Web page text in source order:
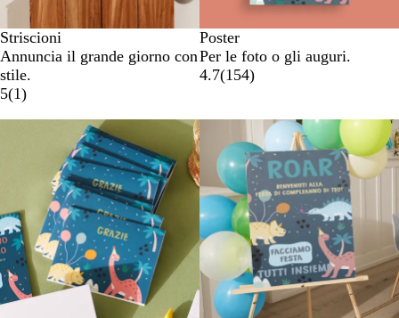
Striscioni
Annuncia il grande giorno con
stile.
5(1)
Poster
Per le foto o gli auguri.
4.7(154)
Nuove opzioni